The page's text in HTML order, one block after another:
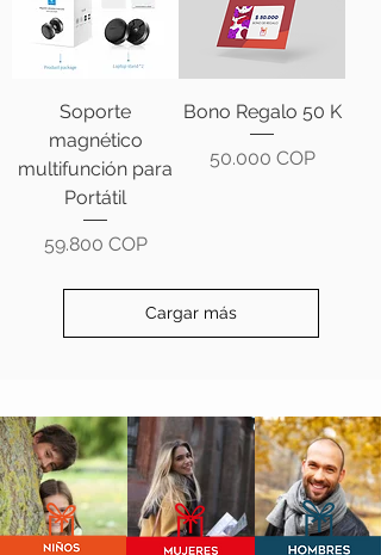
Soporte
magnético
multifunción para
Portátil
Precio
59.800 COP
Bono Regalo 50 K
Precio
50.000 COP
Cargar más